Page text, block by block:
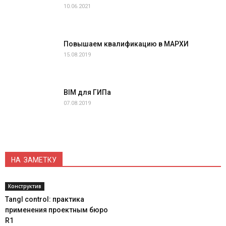
10.06.2021
Повышаем квалификацию в МАРХИ
15.08.2019
BIM для ГИПа
07.08.2019
НА ЗАМЕТКУ
Конструктив
Tangl control: практика
применения проектным бюро
R1